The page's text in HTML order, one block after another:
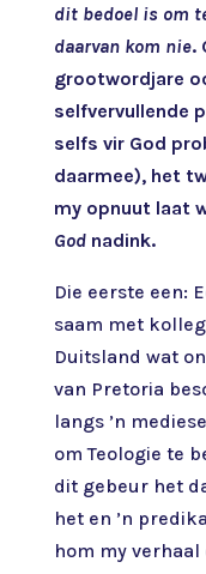
dit bedoel is om
daarvan kom nie.
grootwordjare
selfvervullende
selfs vir God
daarmee), het
my opnuut laat
Godnadink.
Die eerste een:
saam met
Duitsland wat
van Pretoria
langs ’n
om Teologie te
dit gebeur het
het en ’n
hom my